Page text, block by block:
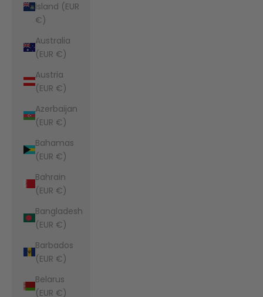
Island (EUR
€)
Australia
(EUR €)
Austria
(EUR €)
Azerbaijan
(EUR €)
Bahamas
(EUR €)
Bahrain
(EUR €)
Bangladesh
(EUR €)
Barbados
(EUR €)
Belarus
(EUR €)